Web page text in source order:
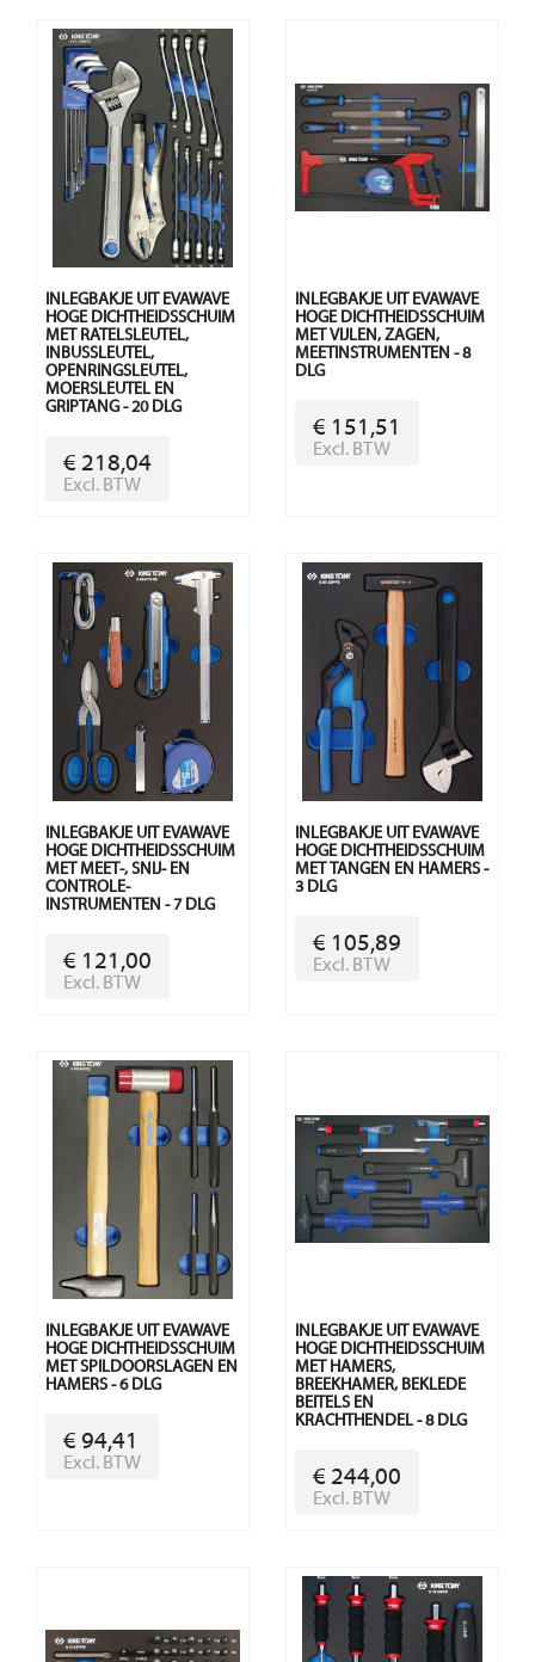
INLEGBAKJE UIT EVAWAVE
HOGE DICHTHEIDSSCHUIM
MET RATELSLEUTEL,
INBUSSLEUTEL,
OPENRINGSLEUTEL,
MOERSLEUTEL EN
GRIPTANG - 20 DLG
€ 218,04
Excl. BTW
INLEGBAKJE UIT EVAWAVE
HOGE DICHTHEIDSSCHUIM
MET VIJLEN, ZAGEN,
MEETINSTRUMENTEN - 8
DLG
€ 151,51
Excl. BTW
INLEGBAKJE UIT EVAWAVE
HOGE DICHTHEIDSSCHUIM
MET MEET-, SNIJ- EN
CONTROLE-
INSTRUMENTEN - 7 DLG
€ 121,00
Excl. BTW
INLEGBAKJE UIT EVAWAVE
HOGE DICHTHEIDSSCHUIM
MET TANGEN EN HAMERS -
3 DLG
€ 105,89
Excl. BTW
INLEGBAKJE UIT EVAWAVE
HOGE DICHTHEIDSSCHUIM
MET SPILDOORSLAGEN EN
HAMERS - 6 DLG
€ 94,41
Excl. BTW
INLEGBAKJE UIT EVAWAVE
HOGE DICHTHEIDSSCHUIM
MET HAMERS,
BREEKHAMER, BEKLEDE
BEITELS EN
KRACHTHENDEL - 8 DLG
€ 244,00
Excl. BTW